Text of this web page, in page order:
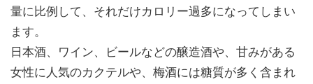
量に比例して、それだけカロリー過多になってしまい
ます。
日本酒、ワイン、ビールなどの醸造酒や、甘みがある
女性に人気のカクテルや、梅酒には糖質が多く含まれ